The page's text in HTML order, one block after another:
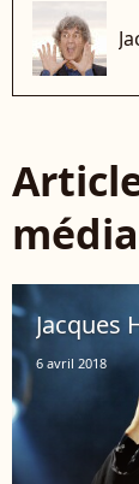
média
Jacques
6 avril 2018